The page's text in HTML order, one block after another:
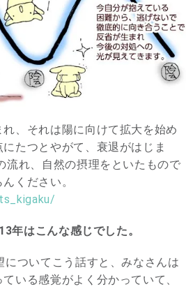
、それは陽に向けて拡大を始め
たつとやがて、衰退がはじま
流れ、自然の摂理をといたもので
ください。
年はこんな感じでした。
についてこう話すと、みなさんは
いる感覚がよく分かっていて、